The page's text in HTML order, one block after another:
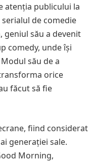
atenția publicului la
de comedie
geniul său a devenit
comedy, unde își
său de a
orice
făcut să fie
fiind considerat
generației sale.
Morning,